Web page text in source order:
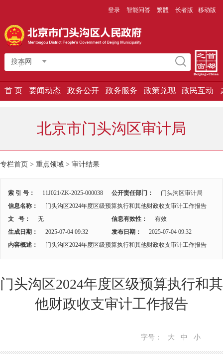
登录 智能问答 繁體 长者版 移动版
搜本网
首 页 要闻动态 政务公开 政务服务 政策兑现 政民互动
北京市门头沟区审计局
专栏首页 > 重点领域 > 审计结果
索 引 号： 11J021/ZK-2025-000038 公开责任部门：
门头沟区审计局
信息名称：
门头沟区2024年度区级预算执行和其他财政收支审计工作报告
文 号：
无 信息有效性：
有效
生成日期：
2025-07-04 09:32 发布日期：
2025-07-04 09:32
内容概述：
门头沟区2024年度区级预算执行和其他财政收支审计工作报告
门头沟区2024年度区级预算执行和其
他财政收支审计工作报告
字号： 大 中 小